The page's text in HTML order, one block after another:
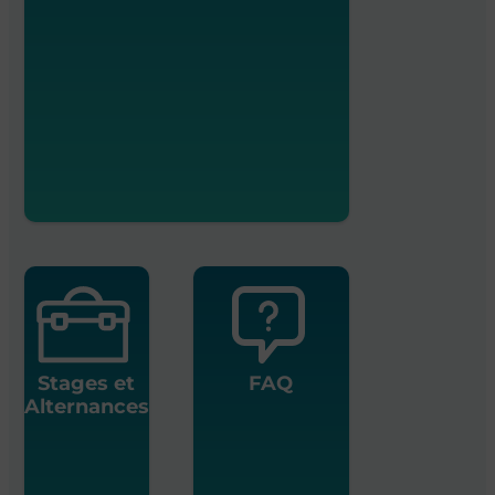
Stages et
Alternances
FAQ